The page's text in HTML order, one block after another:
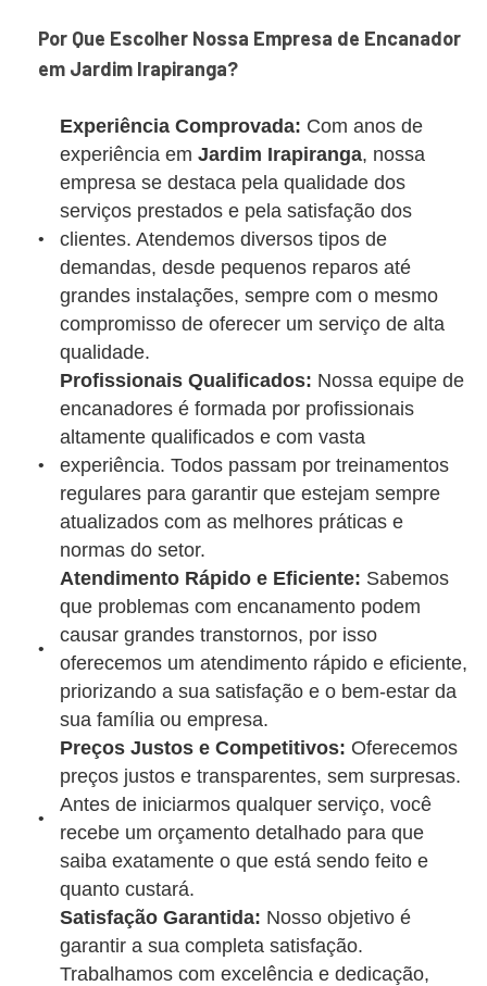
Por Que Escolher Nossa Empresa de Encanador
em Jardim Irapiranga?
Experiência Comprovada: Com anos de
experiência em Jardim Irapiranga, nossa
empresa se destaca pela qualidade dos
serviços prestados e pela satisfação dos
clientes. Atendemos diversos tipos de
demandas, desde pequenos reparos até
grandes instalações, sempre com o mesmo
compromisso de oferecer um serviço de alta
qualidade.
Profissionais Qualificados: Nossa equipe de
encanadores é formada por profissionais
altamente qualificados e com vasta
experiência. Todos passam por treinamentos
regulares para garantir que estejam sempre
atualizados com as melhores práticas e
normas do setor.
Atendimento Rápido e Eficiente: Sabemos
que problemas com encanamento podem
causar grandes transtornos, por isso
oferecemos um atendimento rápido e eficiente,
priorizando a sua satisfação e o bem-estar da
sua família ou empresa.
Preços Justos e Competitivos: Oferecemos
preços justos e transparentes, sem surpresas.
Antes de iniciarmos qualquer serviço, você
recebe um orçamento detalhado para que
saiba exatamente o que está sendo feito e
quanto custará.
Satisfação Garantida: Nosso objetivo é
garantir a sua completa satisfação.
Trabalhamos com excelência e dedicação,